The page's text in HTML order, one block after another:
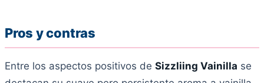
Pros y contras
Entre los aspectos positivos de Sizzliing Vainilla se